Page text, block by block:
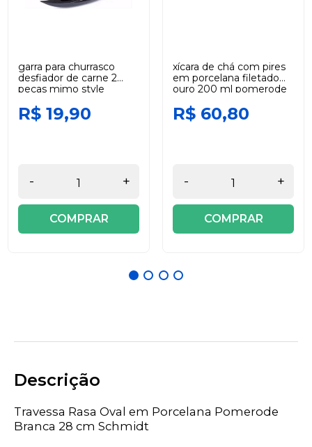
garra para churrasco
desfiador de carne 2
peças mimo style
R$ 19,90
- +
COMPRAR
xícara de chá com pires
em porcelana filetado
ouro 200 ml pomerode
R$ 60,80
- +
COMPRAR
Descrição
Travessa Rasa Oval em Porcelana Pomerode
Branca 28 cm Schmidt